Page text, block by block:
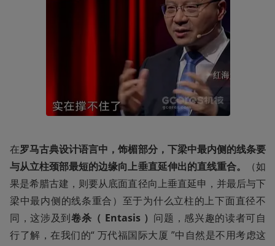
在罗马古典设计语言中，饰楣部分，下梁中最内侧的线条要
与从立柱颈部最短的边缘向上垂直延伸出的直线重合。
（如
果是希腊古建，则要从底面直径向上垂直延申，并最后与下
梁中最内侧的线条重合）至于为什么立柱的上下面直径不
同，这涉及到卷杀（ Entasis ） 问题，感兴趣的读者可自
行了解，在我们的“ 万代福国际大厦 ”中自然是不用考虑这